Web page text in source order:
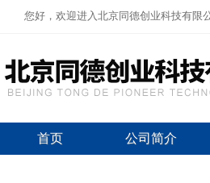
您好，欢迎进入北京同德创业科技有限
首页 公司简介